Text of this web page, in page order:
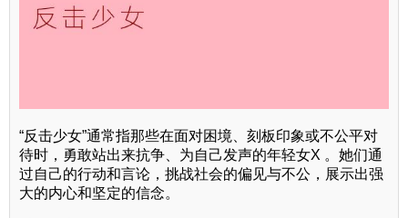
“反击少女”通常指那些在面对困境、刻板印象或不公平对
待时，勇敢站出来抗争、为自己发声的年轻女X 。她们通
过自己的行动和言论，挑战社会的偏见与不公，展示出强
大的内心和坚定的信念。